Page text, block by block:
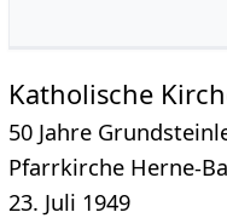
Katholische
50 Jahre
Pfarrkirche Herne-
23. Juli 1949